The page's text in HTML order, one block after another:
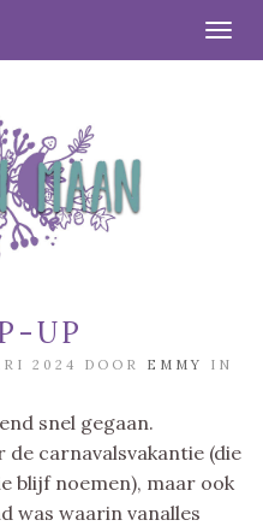
UP
2024 DOOR EMMY
IN
snel gegaan.
carnavalsvakantie (die
blijf noemen), maar ook
was waarin vanalles